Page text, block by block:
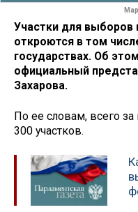
Участки для выборов
откроются в том
государствах. Об
официальный
Захарова.
По ее словам, всего
300 участков.